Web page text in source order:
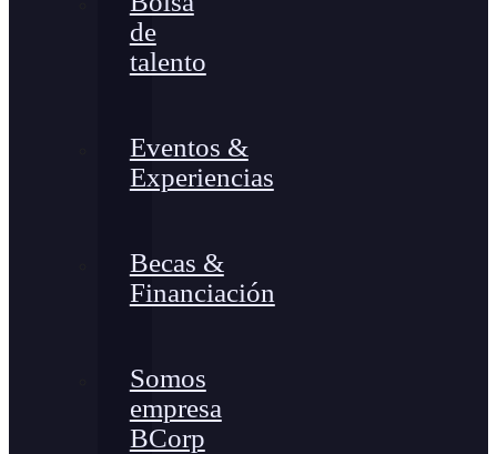
de
talento
Eventos &
Experiencias
Becas &
Financiación
Somos
empresa
BCorp